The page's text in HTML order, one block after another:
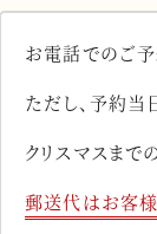
お電話でのご予
ただし、予約当
クリスマスまで
郵送代はお客